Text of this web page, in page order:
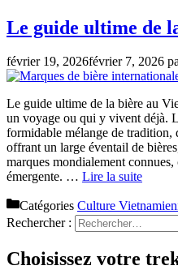
Le guide ultime de
février 19, 2026février 7, 2026
Le guide ultime de la bière au
un voyage ou qui y vivent déjà.
formidable mélange de tradition,
offrant un large éventail de
marques mondialement connues,
émergente. … Lire la suite
Catégories Culture
Rechercher :
Choisissez votre